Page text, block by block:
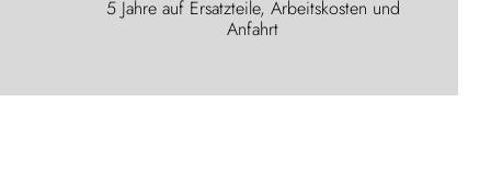
5 Jahre auf Ersatzteile, Arbeitskosten und
Anfahrt